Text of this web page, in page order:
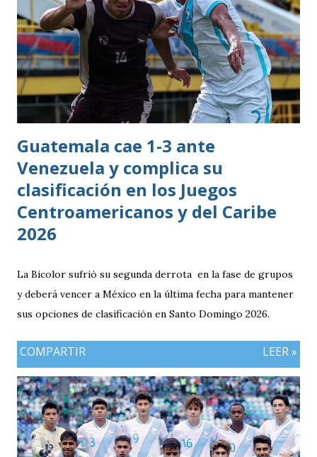
Guatemala cae 1-3 ante
Venezuela y complica su
clasificación en los Juegos
Centroamericanos y del Caribe
2026
La Bicolor sufrió su segunda derrota en la fase de grupos
y deberá vencer a México en la última fecha para mantener
sus opciones de clasificación en Santo Domingo 2026.
COMPARTIR LEER »